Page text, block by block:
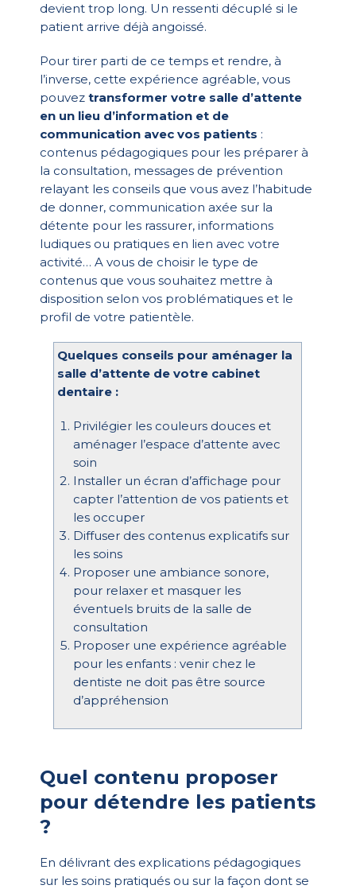
devient trop long. Un ressenti décuplé si le
patient arrive déjà angoissé.
Pour tirer parti de ce temps et rendre, à
l’inverse, cette expérience agréable, vous
pouvez transformer votre salle d’attente
en un lieu d’information et de
communication avec vos patients :
contenus pédagogiques pour les préparer à
la consultation, messages de prévention
relayant les conseils que vous avez l’habitude
de donner, communication axée sur la
détente pour les rassurer, informations
ludiques ou pratiques en lien avec votre
activité… A vous de choisir le type de
contenus que vous souhaitez mettre à
disposition selon vos problématiques et le
profil de votre patientèle.
Quelques conseils pour aménager la
salle d’attente de votre cabinet
dentaire :
Privilégier les couleurs douces et
aménager l’espace d’attente avec
soin
Installer un écran d’affichage pour
capter l’attention de vos patients et
les occuper
Diffuser des contenus explicatifs sur
les soins
Proposer une ambiance sonore,
pour relaxer et masquer les
éventuels bruits de la salle de
consultation
Proposer une expérience agréable
pour les enfants : venir chez le
dentiste ne doit pas être source
d’appréhension
Quel contenu proposer
pour détendre les patients
?
En délivrant des explications pédagogiques
sur les soins pratiqués ou sur la façon dont se